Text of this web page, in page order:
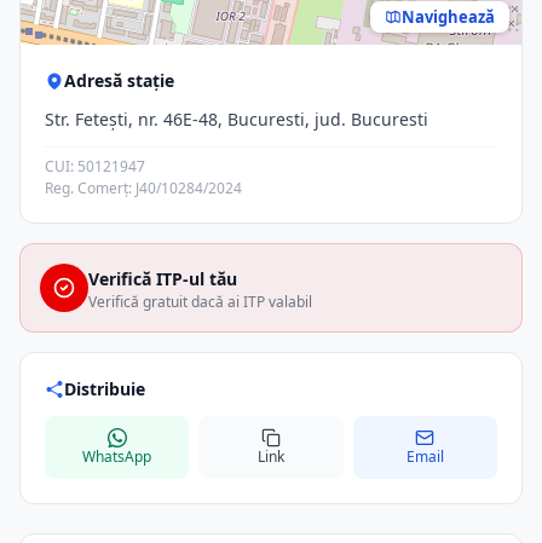
Navighează
Adresă stație
Str. Feteşti, nr. 46E-48, Bucuresti, jud. Bucuresti
CUI: 50121947
Reg. Comerț: J40/10284/2024
Verifică ITP-ul tău
Verifică gratuit dacă ai ITP valabil
Distribuie
WhatsApp Link Email